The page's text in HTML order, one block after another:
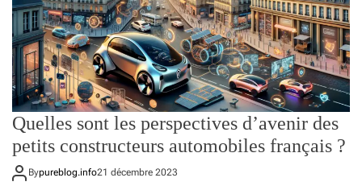
Quelles sont les perspectives d’avenir des
petits constructeurs automobiles français ?
Bypureblog.info21 décembre 2023